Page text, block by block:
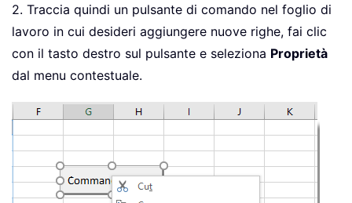
2. Traccia quindi un pulsante di comando nel foglio di
lavoro in cui desideri aggiungere nuove righe, fai clic
con il tasto destro sul pulsante e seleziona Proprietà
dal menu contestuale.